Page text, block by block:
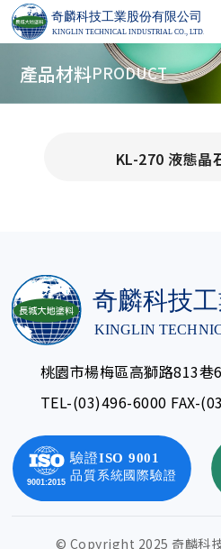
產品材料PRODUCT
KL-270 液態晶
桃園市楊梅區高獅路813
TEL-(03)496-6000 FAX-
© Copyright 2025 奇麟科